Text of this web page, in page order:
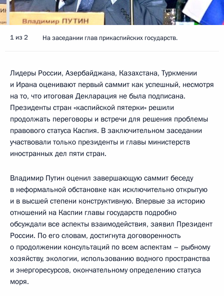
1 из 2 На заседании глав прикаспийских государств.
Лидеры России, Азербайджана, Казахстана, Туркмении
и Ирана оценивают первый саммит как успешный, несмотря
на то, что итоговая Декларация не была подписана.
Президенты стран «каспийской пятерки» решили
продолжать переговоры и встречи для решения проблемы
правового статуса Каспия. В заключительном заседании
участвовали только президенты и главы министерств
иностранных дел пяти стран.
Владимир Путин оценил завершающую саммит беседу
в неформальной обстановке как исключительно открытую
и в высшей степени конструктивную. Впервые за историю
отношений на Каспии главы государств подробно
обсуждали все аспекты взаимодействия, заявил Президент
России. По его словам, достигнута договоренность
о продолжении консультаций по всем аспектам – рыбному
хозяйству, экологии, использованию водного пространства
и энергоресурсов, окончательному определению статуса
моря.